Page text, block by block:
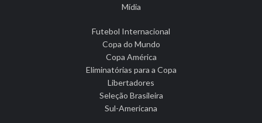
Mídia
Futebol Internacional
Copa do Mundo
Copa América
Eliminatórias para a Copa
Libertadores
Seleção Brasileira
Sul-Americana